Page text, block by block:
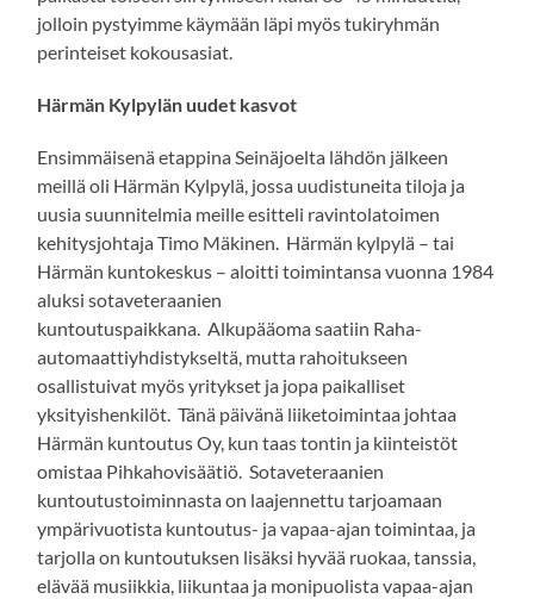
jolloin pystyimme käymään läpi myös tukiryhmän
perinteiset kokousasiat.
Härmän Kylpylän uudet kasvot
Ensimmäisenä etappina Seinäjoelta lähdön jälkeen
meillä oli Härmän Kylpylä, jossa uudistuneita tiloja ja
uusia suunnitelmia meille esitteli ravintolatoimen
kehitysjohtaja Timo Mäkinen. Härmän kylpylä – tai
Härmän kuntokeskus – aloitti toimintansa vuonna 1984
aluksi sotaveteraanien
kuntoutuspaikkana. Alkupääoma saatiin Raha-
automaattiyhdistykseltä, mutta rahoitukseen
osallistuivat myös yritykset ja jopa paikalliset
yksityishenkilöt. Tänä päivänä liiketoimintaa johtaa
Härmän kuntoutus Oy, kun taas tontin ja kiinteistöt
omistaa Pihkahovisäätiö. Sotaveteraanien
kuntoutustoiminnasta on laajennettu tarjoamaan
ympärivuotista kuntoutus- ja vapaa-ajan toimintaa, ja
tarjolla on kuntoutuksen lisäksi hyvää ruokaa, tanssia,
elävää musiikkia, liikuntaa ja monipuolista vapaa-ajan